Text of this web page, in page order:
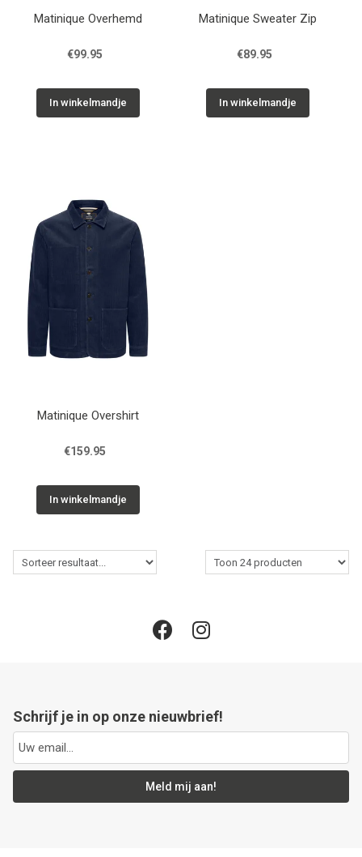
Matinique Overhemd
€99.95
In winkelmandje
Matinique Sweater Zip
€89.95
In winkelmandje
Matinique Overshirt
€159.95
In winkelmandje
Schrijf je in op onze nieuwbrief!
Meld mij aan!